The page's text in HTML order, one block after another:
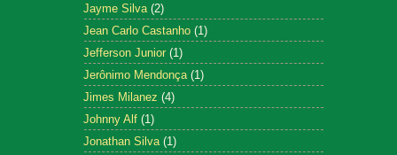
Jayme Silva (2)
Jean Carlo Castanho (1)
Jefferson Junior (1)
Jerônimo Mendonça (1)
Jimes Milanez (4)
Johnny Alf (1)
Jonathan Silva (1)